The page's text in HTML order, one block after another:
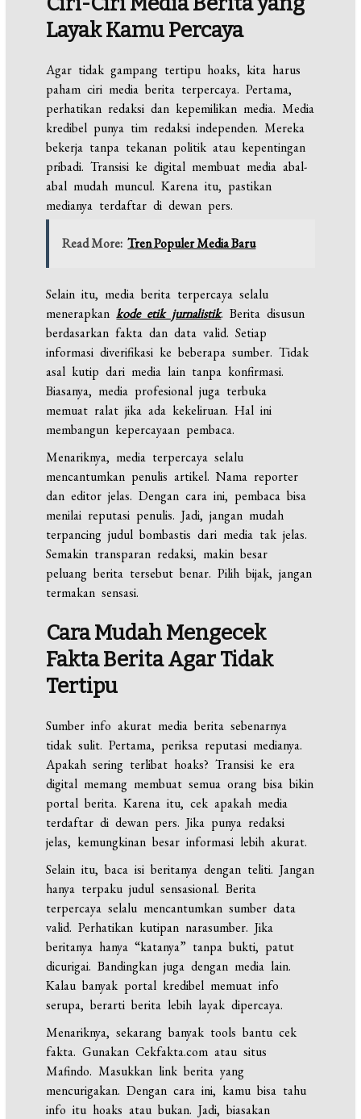
Layak Kamu Percaya
Agar tidak gampang tertipu hoaks, kita harus
paham ciri media berita terpercaya. Pertama,
perhatikan redaksi dan kepemilikan media. Media
kredibel punya tim redaksi independen. Mereka
bekerja tanpa tekanan politik atau kepentingan
pribadi. Transisi ke digital membuat media abal-
abal mudah muncul. Karena itu, pastikan
medianya terdaftar di dewan pers.
Read More: Tren Populer Media Baru
Selain itu, media berita terpercaya selalu
menerapkankode etik jurnalistik. Berita disusun
berdasarkan fakta dan data valid. Setiap
informasi diverifikasi ke beberapa sumber. Tidak
asal kutip dari media lain tanpa konfirmasi.
Biasanya, media profesional juga terbuka
memuat ralat jika ada kekeliruan. Hal ini
membangun kepercayaan pembaca.
Menariknya, media terpercaya selalu
mencantumkan penulis artikel. Nama reporter
dan editor jelas. Dengan cara ini, pembaca bisa
menilai reputasi penulis. Jadi, jangan mudah
terpancing judul bombastis dari media tak jelas.
Semakin transparan redaksi, makin besar
peluang berita tersebut benar. Pilih bijak, jangan
termakan sensasi.
Cara Mudah Mengecek
Fakta Berita Agar Tidak
Tertipu
Sumber info akurat media berita sebenarnya
tidak sulit. Pertama, periksa reputasi medianya.
Apakah sering terlibat hoaks? Transisi ke era
digital memang membuat semua orang bisa bikin
portal berita. Karena itu, cek apakah media
terdaftar di dewan pers. Jika punya redaksi
jelas, kemungkinan besar informasi lebih akurat.
Selain itu, baca isi beritanya dengan teliti. Jangan
hanya terpaku judul sensasional. Berita
terpercaya selalu mencantumkan sumber data
valid. Perhatikan kutipan narasumber. Jika
beritanya hanya “katanya” tanpa bukti, patut
dicurigai. Bandingkan juga dengan media lain.
Kalau banyak portal kredibel memuat info
serupa, berarti berita lebih layak dipercaya.
Menariknya, sekarang banyak tools bantu cek
fakta. Gunakan Cekfakta.com atau situs
Mafindo. Masukkan link berita yang
mencurigakan. Dengan cara ini, kamu bisa tahu
info itu hoaks atau bukan. Jadi, biasakan